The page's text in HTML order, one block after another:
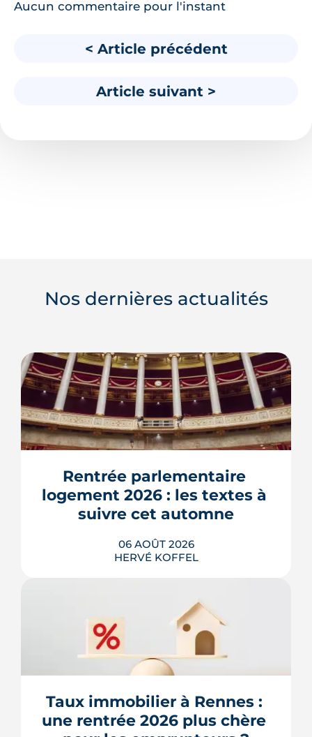
Aucun commentaire pour l'instant
< Article précédent
Article suivant >
Nos dernières actualités
Rentrée parlementaire
logement 2026 : les textes à
suivre cet automne
06 AOÛT 2026
HERVÉ KOFFEL
Après un printemps d'annonces,
l'automne 2026 sera l'heure de vérité
pour le logement. Trois dossiers
parlementaires, du projet de loi
qui devient vraiment applicable pour
les propriétaires, les bailleurs et les
acheteurs.
Taux immobilier à Rennes :
une rentrée 2026 plus chère